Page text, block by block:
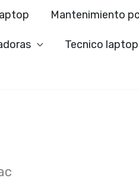
Mantenimiento pc
Tecnico laptop